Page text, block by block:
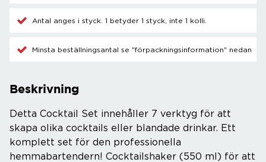
Antal anges i styck. 1 betyder 1 styck, inte 1 kolli.
Minsta beställningsantal se "förpackningsinformation" nedan
Beskrivning
Detta Cocktail Set innehåller 7 verktyg för att
skapa olika cocktails eller blandade drinkar. Ett
komplett set för den professionella
hemmabartendern! Cocktailshaker (550 ml) för att